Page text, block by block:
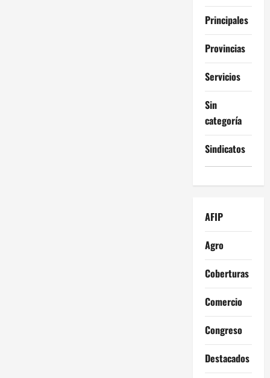
Principales
Provincias
Servicios
Sin
categoría
Sindicatos
AFIP
Agro
Coberturas
Comercio
Congreso
Destacados